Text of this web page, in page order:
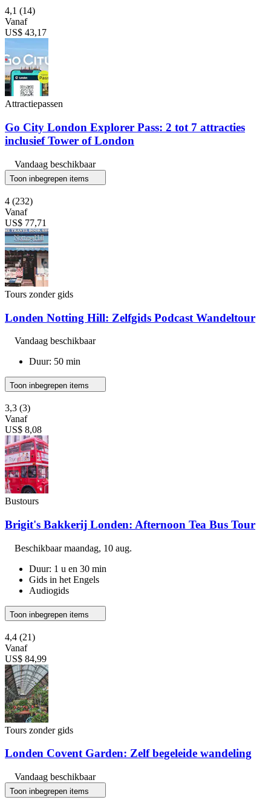
4,1 (14)
Vanaf
US$ 43,17
Attractiepassen
Go City London Explorer Pass: 2 tot 7 attracties
inclusief Tower of London
Vandaag beschikbaar
Toon inbegrepen items
4 (232)
Vanaf
US$ 77,71
Tours zonder gids
Londen Notting Hill: Zelfgids Podcast Wandeltour
Vandaag beschikbaar
Duur: 50 min
Toon inbegrepen items
3,3 (3)
Vanaf
US$ 8,08
Bustours
Brigit's Bakkerij Londen: Afternoon Tea Bus Tour
Beschikbaarmaandag, 10 aug.
Duur: 1 u en 30 min
Gids in het Engels
Audiogids
Toon inbegrepen items
4,4 (21)
Vanaf
US$ 84,99
Tours zonder gids
Londen Covent Garden: Zelf begeleide wandeling
Vandaag beschikbaar
Toon inbegrepen items